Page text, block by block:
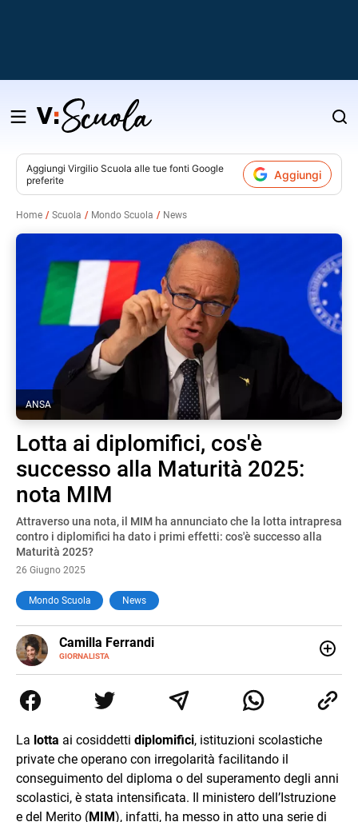
Salta
contenuto
Aggiungi Virgilio Scuola alle tue fonti Google
preferite
Aggiungi
Home Scuola Mondo Scuola News
ANSA
Lotta ai diplomifici, cos'è
successo alla Maturità 2025:
nota MIM
Attraverso una nota, il MIM ha annunciato che la lotta intrapresa
contro i diplomifici ha dato i primi effetti: cos'è successo alla
Maturità 2025?
26 Giugno 2025
Mondo Scuola News
Camilla Ferrandi
GIORNALISTA
E-
MAIL
LINKEDIN
di trasformare la passione per la scrittura in un lavoro, e
da lì non mi sono più fermata. L’attualità è il mio pane
mente.
La lotta ai cosiddetti diplomifici, istituzioni scolastiche
private che operano con irregolarità facilitando il
conseguimento del diploma o del superamento degli anni
scolastici, è stata intensificata. Il ministero dell’Istruzione
e del Merito (MIM), infatti, ha messo in atto una serie di